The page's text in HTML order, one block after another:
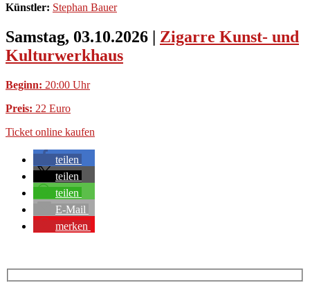
Künstler: Stephan Bauer
Samstag, 03.10.2026 | Zigarre Kunst- und
Kulturwerkhaus
Beginn: 20:00 Uhr
Preis: 22 Euro
Ticket online kaufen
teilen
teilen
teilen
E-Mail
merken